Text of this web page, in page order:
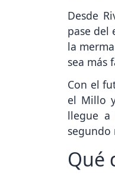
Desde
pase del
la
sea más
Con el
el Millo
llegue a
segundo
Qué